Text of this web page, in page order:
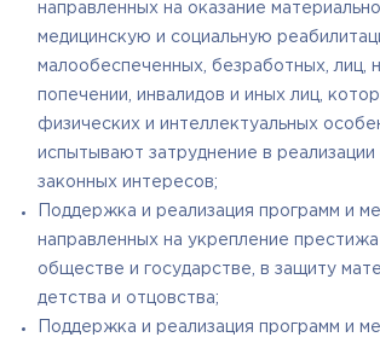
направленных на оказание
медицинскую и социальную
малообеспеченных, безработных, лиц,
попечении, инвалидов и иных лиц,
физических и интеллектуальных
испытывают затруднение в реализации
законных интересов;
Поддержка и реализация программ и
направленных на укрепление
обществе и государстве, в защиту
детства и отцовства;
Поддержка и реализация программ и